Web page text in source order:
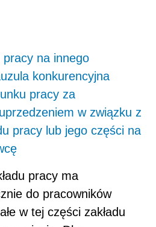
pracy na innego
konkurencyjna
pracy za
w związku z
pracy lub jego części na
pracy ma
do pracowników
w tej części zakładu